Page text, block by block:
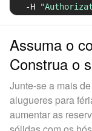
-H
Assuma o
Construa o
Junte-se a mais
alugueres para
aumentar as